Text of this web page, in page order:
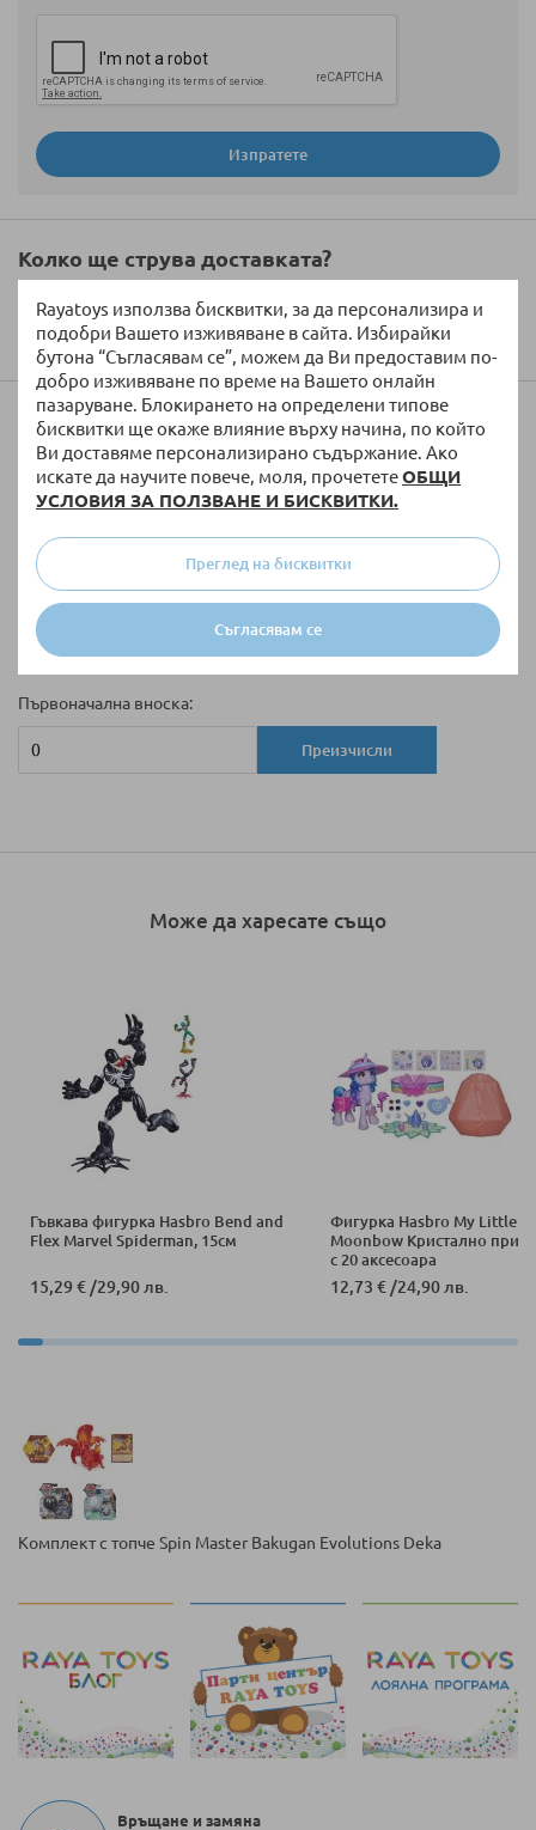
Rayatoys използва бисквитки, за да персонализира и
подобри Вашето изживяване в сайта. Избирайки
бутона “Съгласявам се”, можем да Ви предоставим по-
добро изживяване по време на Вашето онлайн
пазаруване. Блокирането на определени типове
бисквитки ще окаже влияние върху начина, по който
Ви доставяме персонализирано съдържание. Ако
искате да научите повече, моля, прочететеОБЩИ
УСЛОВИЯ ЗА ПОЛЗВАНЕ И БИСКВИТКИ.
Съгласявам се
Преглед на бисквитки
Изпратете
Колко ще струва доставката?
Купи на вноски
Таблицата за кредитиране е информативна. Ако желаете да
закупите артикула на изплащане, моля да го добавите в
да изберете желания от вас период като начин на плащане.
Безлихвен кредит със срок на изплащане 6 месеца не се
прилага за продукти с промоционална или специална цена,
както и при намаление с VIP карта.
Главница:
Първоначална вноска:
Преизчисли
Може да харесате също
Гъвкава фигурка Hasbro Bend and
Flex Marvel Spiderman, 15см
15,29 € /29,90 лв.
Фигурка Hasbro My Little
Moonbow Кристално
с 20 аксесоара
12,73 €/24,90 лв.
Комплект с топче Spin Master Bakugan Evolutions Deka
Връщане и замяна